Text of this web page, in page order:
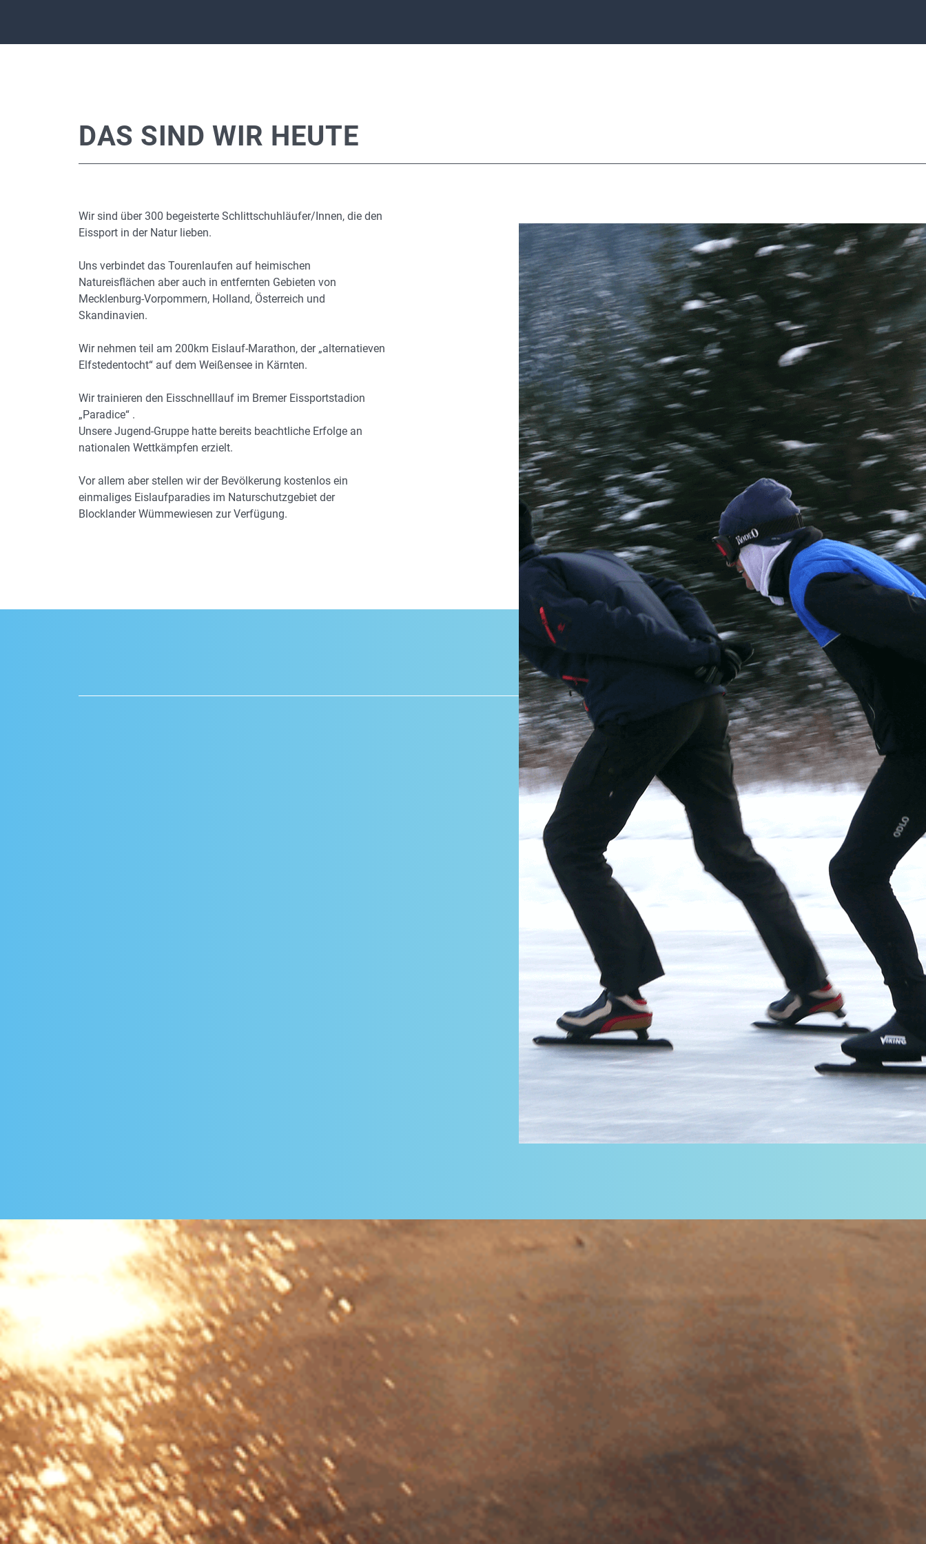
DAS SIND WIR HEUTE
Wir sind über 300 begeisterte Schlittschuhläufer/Innen, die den
Eissport in der Natur lieben.
Uns verbindet das Tourenlaufen auf heimischen
Natureisflächen aber auch in entfernten Gebieten von
Mecklenburg-Vorpommern, Holland, Österreich und
Skandinavien.
Wir nehmen teil am 200km Eislauf-Marathon, der „alternatieven
Elfstedentocht“ auf dem Weißensee in Kärnten.
Wir trainieren den Eisschnelllauf im Bremer Eissportstadion
„Paradice“ .
Unsere Jugend-Gruppe hatte bereits beachtliche Erfolge an
nationalen Wettkämpfen erzielt.
Vor allem aber stellen wir der Bevölkerung kostenlos ein
einmaliges Eislaufparadies im Naturschutzgebiet der
Blocklander Wümmewiesen zur Verfügung.